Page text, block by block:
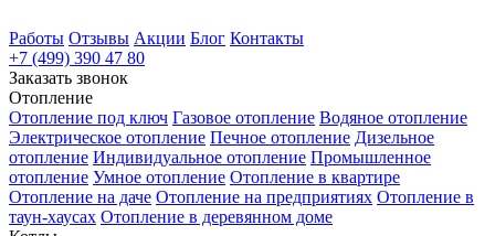
Работы Отзывы Акции Блог Контакты
+7 (499) 390 47 80
Заказать звонок
Отопление
Отопление под ключ Газовое отопление Водяное отопление
Электрическое отопление Печное отопление Дизельное
отопление Индивидуальное отопление Промышленное
отопление Умное отопление Отопление в квартире
Отопление на даче Отопление на предприятиях Отопление в
таун-хаусах Отопление в деревянном доме